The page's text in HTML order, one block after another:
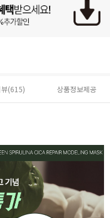
(615) 상품정보제공